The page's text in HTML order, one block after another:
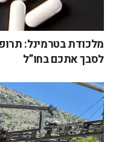
מלכודת בטרמינל:
לסבך אתכם בחו”ל